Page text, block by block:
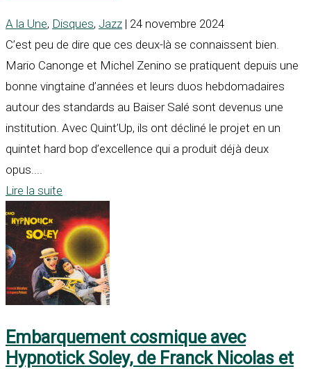
A la Une, Disques, Jazz | 24 novembre 2024
C’est peu de dire que ces deux-là se connaissent bien.
Mario Canonge et Michel Zenino se pratiquent depuis une
bonne vingtaine d’années et leurs duos hebdomadaires
autour des standards au Baiser Salé sont devenus une
institution. Avec Quint’Up, ils ont décliné le projet en un
quintet hard bop d’excellence qui a produit déjà deux
opus....
Lire la suite
Embarquement cosmique avec
Hypnotick Soley, de Franck Nicolas et